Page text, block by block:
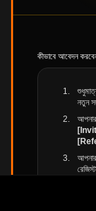
৫০০ ডিপোজিটে ৬৬৮
কীভাবে আবেদন
নতুন
শর্ত